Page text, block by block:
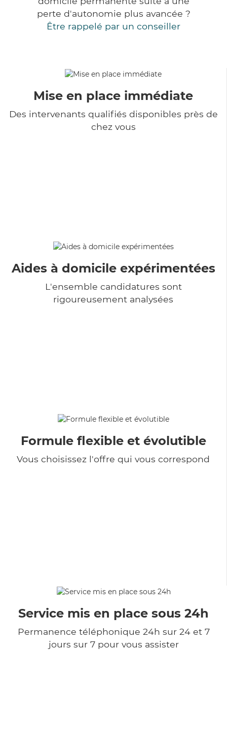
perte d'autonomie plus avancée ?
Être rappelé par un conseiller
Mise en place immédiate
Des intervenants qualifiés disponibles près de
chez vous
Aides à domicile expérimentées
L'ensemble candidatures sont
rigoureusement analysées
Formule flexible et évolutible
Vous choisissez l'offre qui vous correspond
Service mis en place sous 24h
Permanence téléphonique 24h sur 24 et 7
jours sur 7 pour vous assister